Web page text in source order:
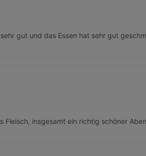
gut und das Essen hat sehr gut
Fleisch, insgesamt ein richtig schöner